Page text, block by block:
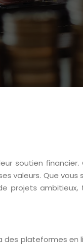
soutien
valeurs. Que vous
projets
des plateformes en